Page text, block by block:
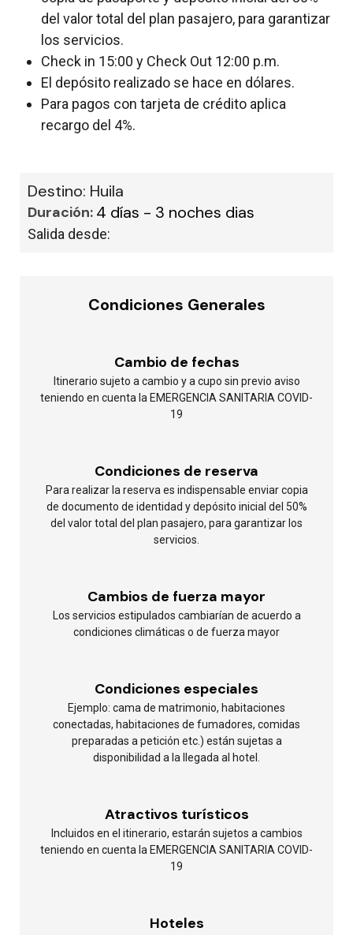
del valor total del plan pasajero, para garantizar
los servicios.
Check in 15:00 y Check Out 12:00 p.m.
El depósito realizado se hace en dólares.
Para pagos con tarjeta de crédito aplica
recargo del 4%.
Destino: Huila
Duración: 4 días - 3 noches dias
Salida desde:
Condiciones Generales
Cambio de fechas
Itinerario sujeto a cambio y a cupo sin previo aviso
teniendo en cuenta la EMERGENCIA SANITARIA COVID-
19
Condiciones de reserva
Para realizar la reserva es indispensable enviar copia
de documento de identidad y depósito inicial del 50%
del valor total del plan pasajero, para garantizar los
servicios.
Cambios de fuerza mayor
Los servicios estipulados cambiarían de acuerdo a
condiciones climáticas o de fuerza mayor
Condiciones especiales
Ejemplo: cama de matrimonio, habitaciones
conectadas, habitaciones de fumadores, comidas
preparadas a petición etc.) están sujetas a
disponibilidad a la llegada al hotel.
Atractivos turísticos
Incluidos en el itinerario, estarán sujetos a cambios
teniendo en cuenta la EMERGENCIA SANITARIA COVID-
19
Hoteles